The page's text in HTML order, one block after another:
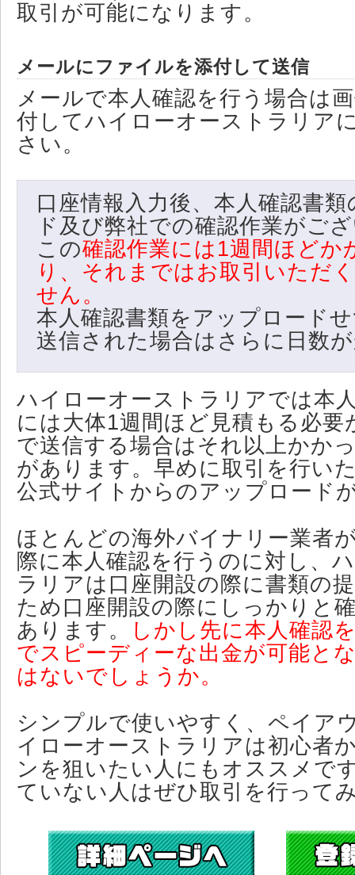
取引が可能になります。
メールにファイルを添付して送信
メールで本人確認を行う場合は
付してハイローオーストラリア
さい。
口座情報入力後、本人確認書
ド及び弊社での確認作業がご
この確認作業には1週間ほどか
り、それまではお取引いただ
せん。
本人確認書類をアップロード
送信された場合はさらに日数
ハイローオーストラリアでは本
には大体1週間ほど見積もる必要
で送信する場合はそれ以上かか
があります。早めに取引を行い
公式サイトからのアップロード
ほとんどの海外バイナリー業者
際に本人確認を行うのに対し、
ラリアは口座開設の際に書類の
ため口座開設の際にしっかりと
あります。
しかし先に本人確認
でスピーディーな出金が可能と
はないでしょうか。
シンプルで使いやすく、ペイア
イローオーストラリアは初心者
ンを狙いたい人にもオススメで
ていない人はぜひ取引を行って